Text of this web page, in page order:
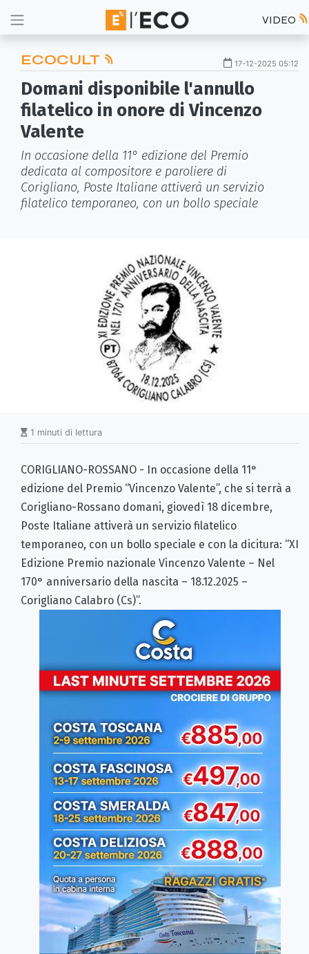
VIDEO
ECOCULT 17-12-2025 05:12
Domani disponibile l'annullo
filatelico in onore di Vincenzo
Valente
In occasione della 11° edizione del Premio
dedicata al compositore e paroliere di
Corigliano, Poste Italiane attiverà un servizio
filatelico temporaneo, con un bollo speciale
1 minuti di lettura
CORIGLIANO-ROSSANO - In occasione della 11°
edizione del Premio “Vincenzo Valente”, che si terrà a
Corigliano-Rossano domani, giovedì 18 dicembre,
Poste Italiane attiverà un servizio filatelico
temporaneo, con un bollo speciale e con la dicitura: “XI
Edizione Premio nazionale Vincenzo Valente – Nel
170° anniversario della nascita – 18.12.2025 –
Corigliano Calabro (Cs)”.